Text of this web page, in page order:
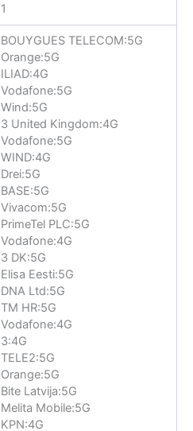
1
BOUYGUES TELECOM:5G
Orange:5G
ILIAD:4G
Vodafone:5G
Wind:5G
3 United Kingdom:4G
Vodafone:5G
WIND:4G
Drei:5G
BASE:5G
Vivacom:5G
PrimeTel PLC:5G
Vodafone:4G
3 DK:5G
Elisa Eesti:5G
DNA Ltd:5G
TM HR:5G
Vodafone:4G
3:4G
TELE2:5G
Orange:5G
Bite Latvija:5G
Melita Mobile:5G
KPN:4G